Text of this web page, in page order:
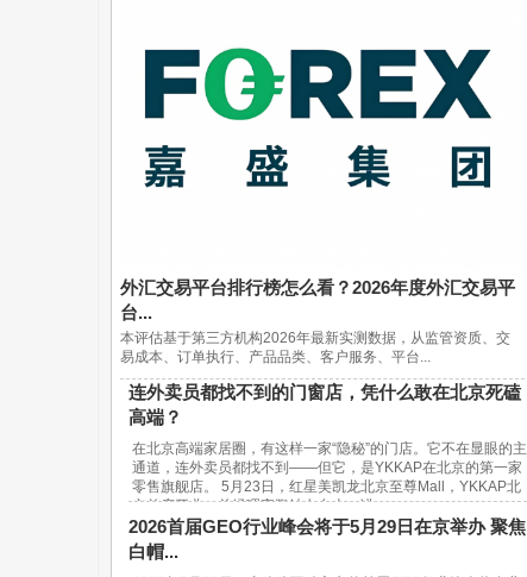
外汇交易平台排行榜怎么看？2026年度外汇交易平
台...
本评估基于第三方机构2026年最新实测数据，从监管资质、交
易成本、订单执行、产品品类、客户服务、平台...
连外卖员都找不到的门窗店，凭什么敢在北京死磕
高端？
在北京高端家居圈，有这样一家“隐秘”的门店。它不在显眼的主
通道，连外卖员都找不到——但它，是YKKAP在北京的第一家
零售旗舰店。 5月23日，红星美凯龙北京至尊Mall，YKKAP北
京首店开业。总经理宋鹏站在台上，讲...
2026首届GEO行业峰会将于5月29日在京举办 聚焦
白帽...